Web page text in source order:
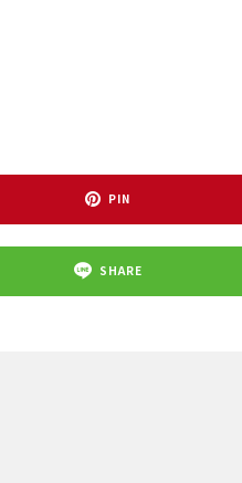
PIN
SHARE